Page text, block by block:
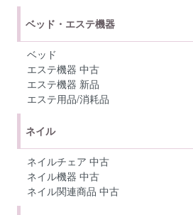
ベッド・エステ機器
ベッド
エステ機器 中古
エステ機器 新品
エステ用品/消耗品
ネイル
ネイルチェア 中古
ネイル機器 中古
ネイル関連商品 中古